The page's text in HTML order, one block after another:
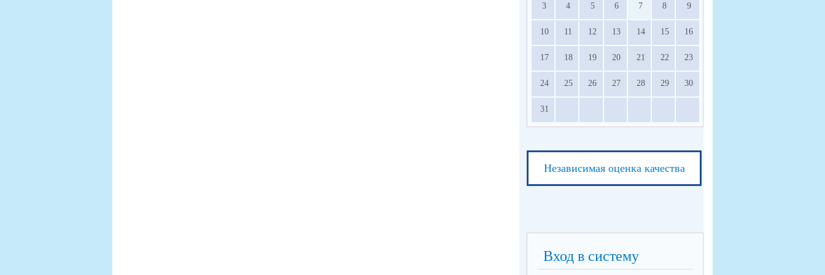
3 4 5 6 7 8 9
10 11 12 13 14 15 16
17 18 19 20 21 22 23
24 25 26 27 28 29 30
31
Независимая оценка качества
Вход в систему